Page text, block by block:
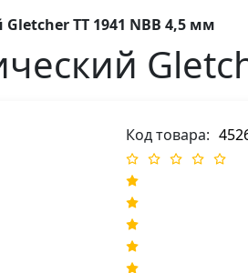
TT 1941 NBB 4,5 мм
Код товара: